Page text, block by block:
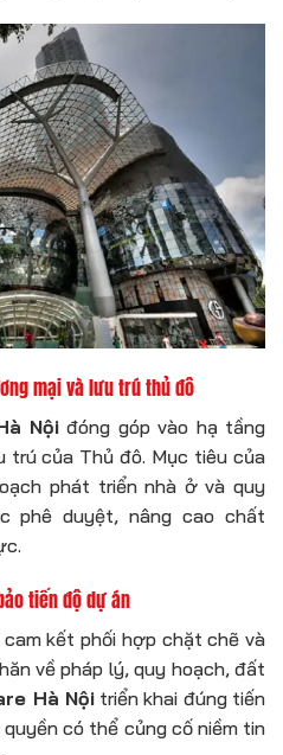
mại và lưu trú thủ đô
Nội đóng góp vào hạ tầng
trú của Thủ đô. Mục tiêu của
phát triển nhà ở và quy
phê duyệt, nâng cao chất
tiến độ dự án
kết phối hợp chặt chẽ và
về pháp lý, quy hoạch, đất
Hà Nộitriển khai đúng tiến
có thể củng cố niềm tin